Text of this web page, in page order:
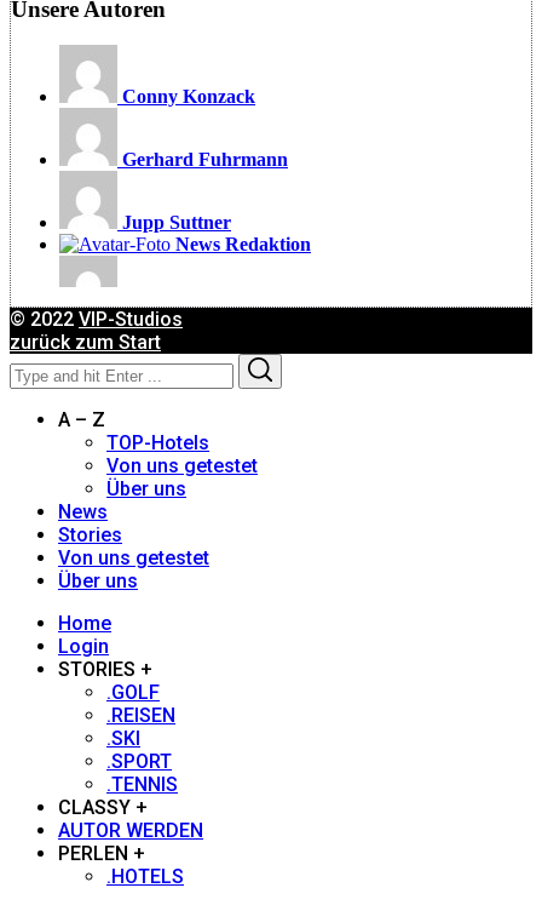
Unsere Autoren
Conny Konzack
Gerhard Fuhrmann
Jupp Suttner
News Redaktion
Moritz Feichtmeyer
© 2022 VIP-Studios
zurück zum Start
Search
for:
A – Z
TOP-Hotels
Von uns getestet
Über uns
News
Stories
Von uns getestet
Über uns
Home
Login
STORIES +
.GOLF
.REISEN
.SKI
.SPORT
.TENNIS
CLASSY +
AUTOR WERDEN
PERLEN +
.HOTELS